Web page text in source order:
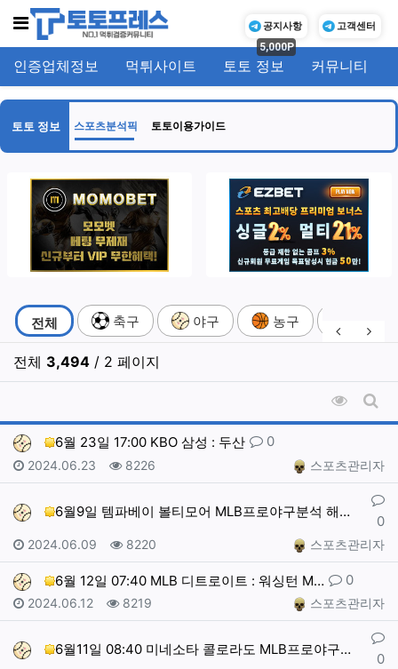
메뉴 공지사항
5,000P
고객센터
인증업체정보 먹튀사이트 토토 정보 커뮤니티
토토 정보 스포츠분석픽 토토이용가이드
스포츠분석픽 분류 목록
전체 축구 야구 농구
이전 분류
다
전체 3,494 / 2 페이지
조회순
게
6월 23일 17:00 KBO 삼성 : 두산 댓글
0
작성자스포츠관리자
작성일
2024.06.23 조회
8226
6월9일 템파베이 볼티모어 MLB프로야구분석 해외스포츠
댓글
0
작성자스포츠관리자
작성일
2024.06.09 조회
8220
6월 12일 07:40 MLB 디트로이트 : 워싱턴 M… 댓글
0
작성자스포츠관리자
작성일
2024.06.12 조회
8219
6월11일 08:40 미네소타 콜로라도 MLB프로야구분…
댓글
0